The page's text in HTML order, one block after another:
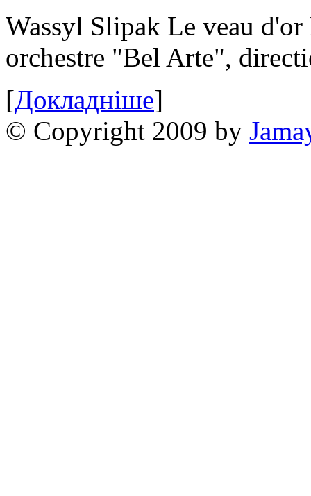
Wassyl Slipak Le veau
orchestre "Bel Arte",
[Докладніше]
© Copyright 2009 by